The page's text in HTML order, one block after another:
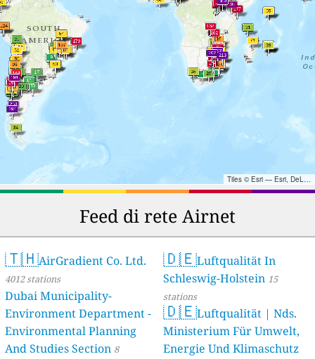
Tiles © Esri — Esri, DeLorme, NAVTEQ, TomTom, Intermap, iPC, USGS, FAO, NPS, NRCAN, GeoBase, Kadaster NL, Ordnance Survey, Esri Japan, METI, Esri China (Hong Kong), and the GIS User Community
Feed di rete Airnet
🇹🇭AirGradient Co. Ltd.
4012 stations
Dubai Municipality-
Environment Department -
Environmental Planning
And Studies Section 8
🇩🇪Luftqualität In
Schleswig-Holstein 15
stations
🇩🇪Luftqualität | Nds.
Ministerium Für Umwelt,
Energie Und Klimaschutz